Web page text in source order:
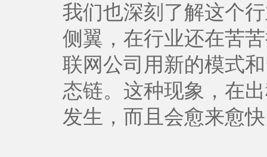
我们也深刻了解这个
侧翼，在行业还在苦
联网公司用新的模式
态链。这种现象，在
发生，而且会愈来愈